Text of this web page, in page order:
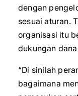
dengan
sesuai aturan.
organisasi itu
dukungan
“Di sinilah
bagaimana